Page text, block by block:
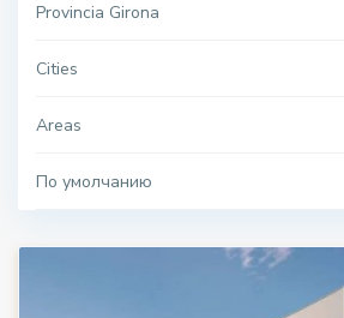
Provincia Girona
Cities
Areas
По умолчанию